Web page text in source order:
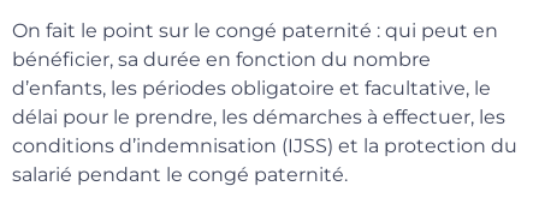
On fait le point sur le congé paternité : qui peut en
bénéficier, sa durée en fonction du nombre
d’enfants, les périodes obligatoire et facultative, le
délai pour le prendre, les démarches à effectuer, les
conditions d’indemnisation (IJSS) et la protection du
salarié pendant le congé paternité.